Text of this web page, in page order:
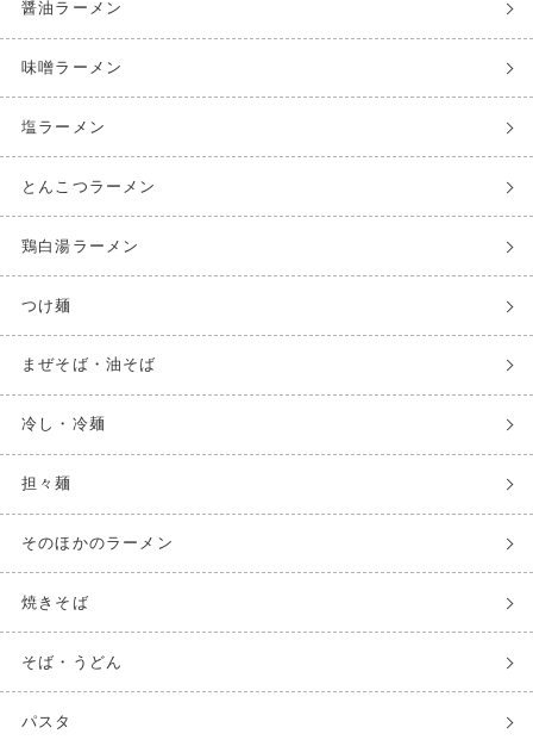
醤油ラーメン
味噌ラーメン
塩ラーメン
とんこつラーメン
鶏白湯ラーメン
つけ麺
まぜそば・油そば
冷し・冷麺
担々麺
そのほかのラーメン
焼きそば
そば・うどん
パスタ